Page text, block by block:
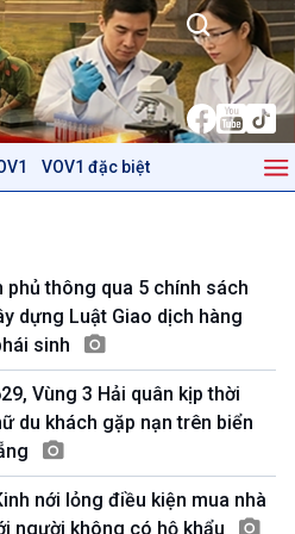
VOV1 đặc biệt
Mùa vàng
Biển đảo Việt Nam
Tâm tình biên giới và hải
Tìm hiểu biển, đảo Việt
Nam
Góc nhìn VOV1
Bình luận
phủ thông qua 5 chính sách
dựng Luật Giao dịch hàng
sinh
Vùng 3 Hải quân kịp thời
du khách gặp nạn trên biển
nới lỏng điều kiện mua nhà
người không có hộ khẩu